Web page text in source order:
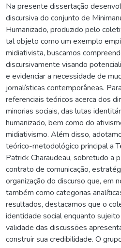
Na presente dissertação
discursiva do conjunto de
Humanizado, produzido pelo
tal objeto como um exemplo
midiativista, buscamos
discursivamente visando
e evidenciar a necessidade de
jornalísticas contemporâneas.
referenciais teóricos acerca dos
minorias sociais, das lutas
humanizado, bem como do
midiativismo. Além disso,
teórico-metodológico principal a
Patrick Charaudeau, sobretudo a
contrato de comunicação,
organização do discurso que, em
também como categorias
resultados, destacamos que o
identidade social enquanto
validade das discussões
construir sua credibilidade. O